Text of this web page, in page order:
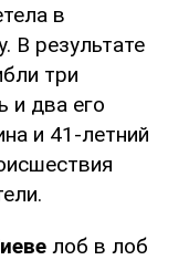
в
В результате
три
и два его
и 41-летний
лоб в лоб